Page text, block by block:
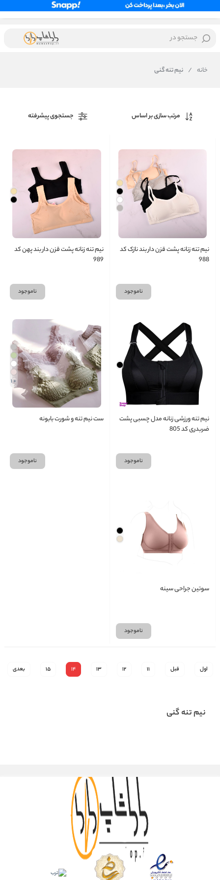
جستجو در
خانه / نیم تنه گنی
مرتب سازی بر اساس جستجوی پیشرفته
نیم تنه زنانه پشت قزن دار بند نازک کد
988
ناموجود
نیم تنه زنانه پشت قزن دار بند پهن کد
989
ناموجود
نیم تنه ورزشی زنانه مدل چسبی پشت
ضربدری کد 805
ناموجود
+ 1
ست نیم تنه و شورت بابونه
ناموجود
سوتین جراحی سینه
ناموجود
اول قبل 11
12
13
14
15 بعدی
نیم تنه گنی